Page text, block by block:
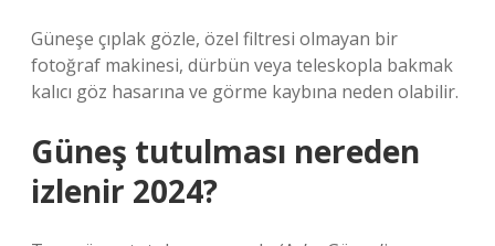
Güneşe çıplak gözle, özel filtresi olmayan bir
fotoğraf makinesi, dürbün veya teleskopla bakmak
kalıcı göz hasarına ve görme kaybına neden olabilir.
Güneş tutulması nereden
izlenir 2024?